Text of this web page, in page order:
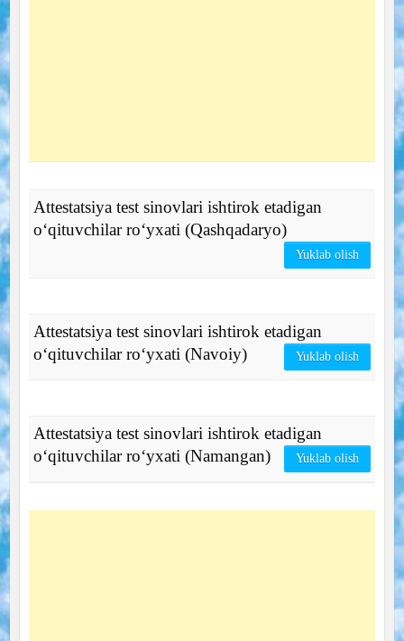
Attestatsiya test sinovlari ishtirok etadigan
o‘qituvchilar ro‘yxati (Qashqadaryo)
Yuklab olish
Attestatsiya test sinovlari ishtirok etadigan
o‘qituvchilar ro‘yxati (Navoiy)
Yuklab olish
Attestatsiya test sinovlari ishtirok etadigan
o‘qituvchilar ro‘yxati (Namangan)
Yuklab olish